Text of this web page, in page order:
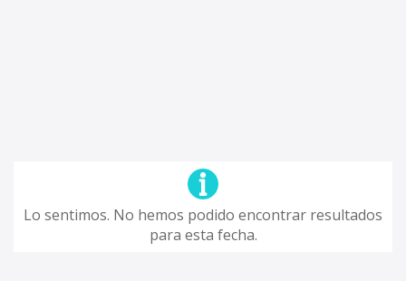
Lo sentimos. No hemos podido encontrar resultados
para esta fecha.